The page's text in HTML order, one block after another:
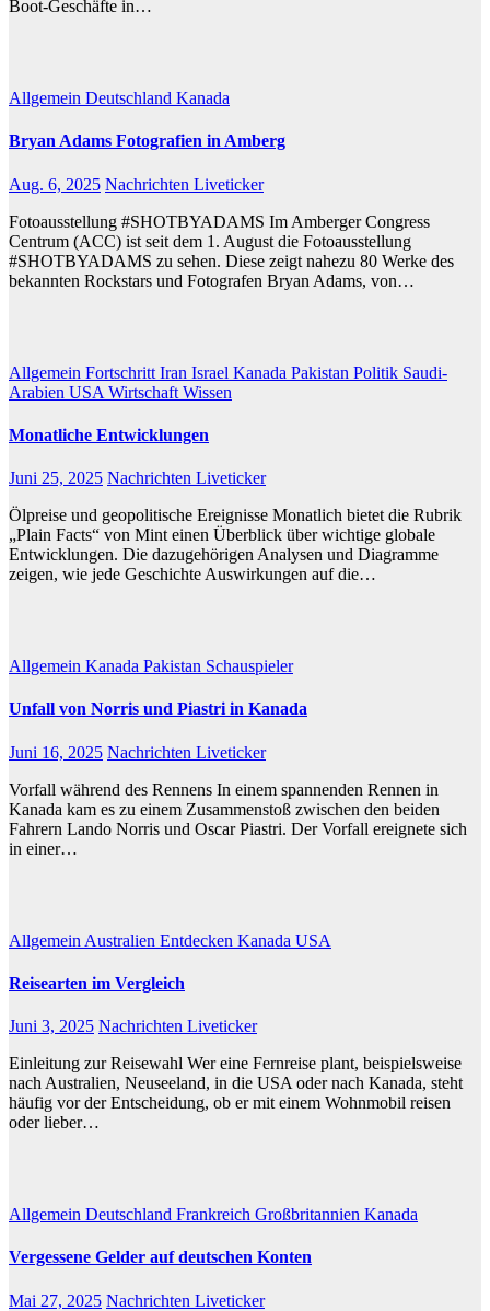
Boot-Geschäfte in…
Allgemein Deutschland Kanada
Bryan Adams Fotografien in Amberg
Aug. 6, 2025 Nachrichten Liveticker
Fotoausstellung #SHOTBYADAMS Im Amberger Congress
Centrum (ACC) ist seit dem 1. August die Fotoausstellung
#SHOTBYADAMS zu sehen. Diese zeigt nahezu 80 Werke des
bekannten Rockstars und Fotografen Bryan Adams, von…
Allgemein Fortschritt Iran Israel Kanada Pakistan Politik Saudi-
Arabien USA Wirtschaft Wissen
Monatliche Entwicklungen
Juni 25, 2025 Nachrichten Liveticker
Ölpreise und geopolitische Ereignisse Monatlich bietet die Rubrik
„Plain Facts“ von Mint einen Überblick über wichtige globale
Entwicklungen. Die dazugehörigen Analysen und Diagramme
zeigen, wie jede Geschichte Auswirkungen auf die…
Allgemein Kanada Pakistan Schauspieler
Unfall von Norris und Piastri in Kanada
Juni 16, 2025 Nachrichten Liveticker
Vorfall während des Rennens In einem spannenden Rennen in
Kanada kam es zu einem Zusammenstoß zwischen den beiden
Fahrern Lando Norris und Oscar Piastri. Der Vorfall ereignete sich
in einer…
Allgemein Australien Entdecken Kanada USA
Reisearten im Vergleich
Juni 3, 2025 Nachrichten Liveticker
Einleitung zur Reisewahl Wer eine Fernreise plant, beispielsweise
nach Australien, Neuseeland, in die USA oder nach Kanada, steht
häufig vor der Entscheidung, ob er mit einem Wohnmobil reisen
oder lieber…
Allgemein Deutschland Frankreich Großbritannien Kanada
Vergessene Gelder auf deutschen Konten
Mai 27, 2025 Nachrichten Liveticker